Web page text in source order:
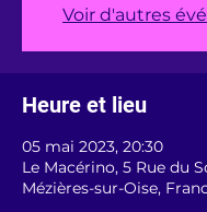
Voir d'autres
Heure et lieu
05 mai 2023, 20:30
Le Macérino, 5 Rue du
Mézières-sur-Oise,